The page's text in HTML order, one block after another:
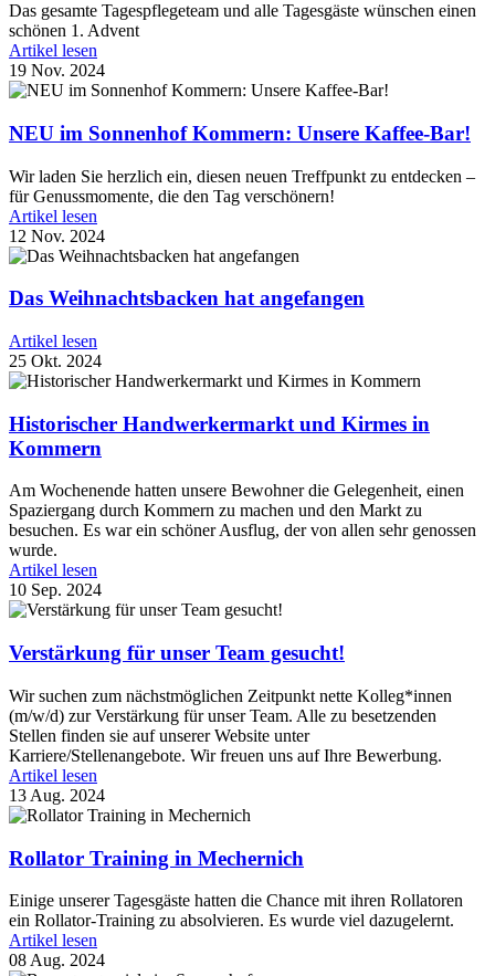
Das gesamte Tagespflegeteam und alle Tagesgäste wünschen einen
schönen 1. Advent
Artikel lesen
19 Nov. 2024
NEU im Sonnenhof Kommern: Unsere Kaffee-Bar!
Wir laden Sie herzlich ein, diesen neuen Treffpunkt zu entdecken –
für Genussmomente, die den Tag verschönern!
Artikel lesen
12 Nov. 2024
Das Weihnachtsbacken hat angefangen
Artikel lesen
25 Okt. 2024
Historischer Handwerkermarkt und Kirmes in
Kommern
Am Wochenende hatten unsere Bewohner die Gelegenheit, einen
Spaziergang durch Kommern zu machen und den Markt zu
besuchen. Es war ein schöner Ausflug, der von allen sehr genossen
wurde.
Artikel lesen
10 Sep. 2024
Verstärkung für unser Team gesucht!
Wir suchen zum nächstmöglichen Zeitpunkt nette Kolleg*innen
(m/w/d) zur Verstärkung für unser Team. Alle zu besetzenden
Stellen finden sie auf unserer Website unter
Karriere/Stellenangebote. Wir freuen uns auf Ihre Bewerbung.
Artikel lesen
13 Aug. 2024
Rollator Training in Mechernich
Einige unserer Tagesgäste hatten die Chance mit ihren Rollatoren
ein Rollator-Training zu absolvieren. Es wurde viel dazugelernt.
Artikel lesen
08 Aug. 2024